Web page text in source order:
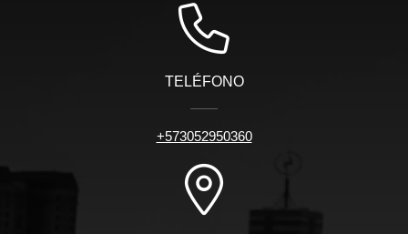
TELÉFONO
+573052950360